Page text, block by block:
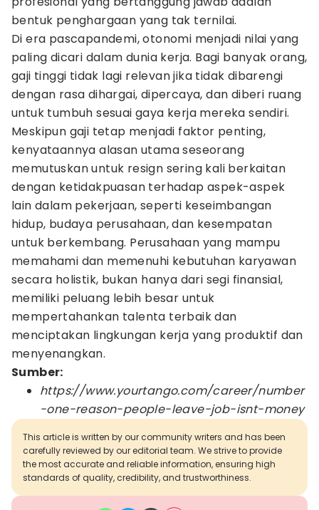
bentuk penghargaan yang tak ternilai.
Di era pascapandemi, otonomi menjadi nilai yang
paling dicari dalam dunia kerja. Bagi banyak orang,
gaji tinggi tidak lagi relevan jika tidak dibarengi
dengan rasa dihargai, dipercaya, dan diberi ruang
untuk tumbuh sesuai gaya kerja mereka sendiri.
Meskipun gaji tetap menjadi faktor penting,
kenyataannya alasan utama seseorang
memutuskan untuk resign sering kali berkaitan
dengan ketidakpuasan terhadap aspek-aspek
lain dalam pekerjaan, seperti keseimbangan
hidup, budaya perusahaan, dan kesempatan
untuk berkembang. Perusahaan yang mampu
memahami dan memenuhi kebutuhan karyawan
secara holistik, bukan hanya dari segi finansial,
memiliki peluang lebih besar untuk
mempertahankan talenta terbaik dan
menciptakan lingkungan kerja yang produktif dan
menyenangkan.
Sumber:
https://www.yourtango.com/career/number
-one-reason-people-leave-job-isnt-money
This article is written by our community writers and has been
carefully reviewed by our editorial team. We strive to provide
the most accurate and reliable information, ensuring high
standards of quality, credibility, and trustworthiness.